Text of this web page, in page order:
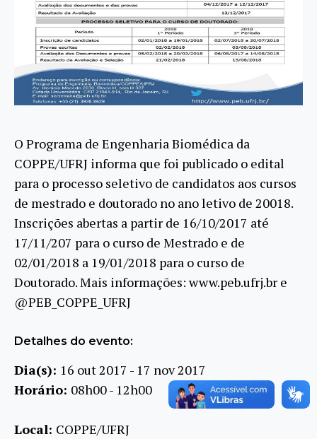
O Programa de Engenharia Biomédica da
COPPE/UFRJ informa que foi publicado o edital
para o processo seletivo de candidatos aos cursos
de mestrado e doutorado no ano letivo de 20018.
Inscrições abertas a partir de 16/10/2017 até
17/11/207 para o curso de Mestrado e de
02/01/2018 a 19/01/2018 para o curso de
Doutorado. Mais informações: www.peb.ufrj.br e
@PEB_COPPE_UFRJ
Detalhes do evento:
Dia(s): 16 out 2017 - 17 nov 2017
Horário: 08h00 - 12h00
Local: COPPE/UFRJ